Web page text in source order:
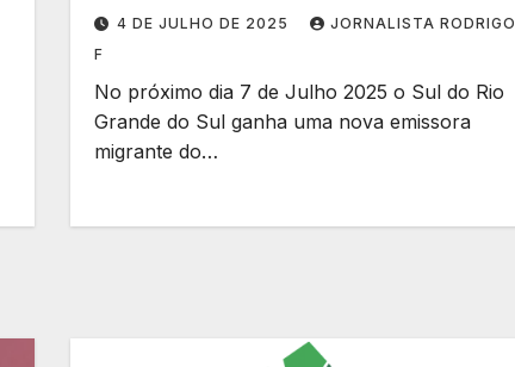
4 DE JULHO DE 2025
JORNALISTA RODRIGO
F
No próximo dia 7 de Julho 2025 o Sul do Rio
Grande do Sul ganha uma nova emissora
migrante do…